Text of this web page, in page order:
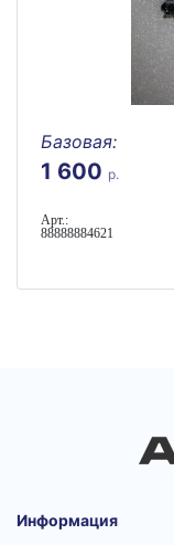
Базовая:
1 600 р.
Арт.:
88888884621
Информация